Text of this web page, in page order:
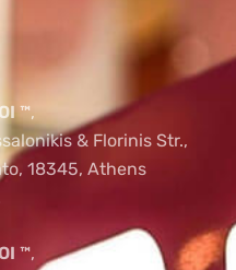
™,
& Florinis Str.,
18345, Athens
™,